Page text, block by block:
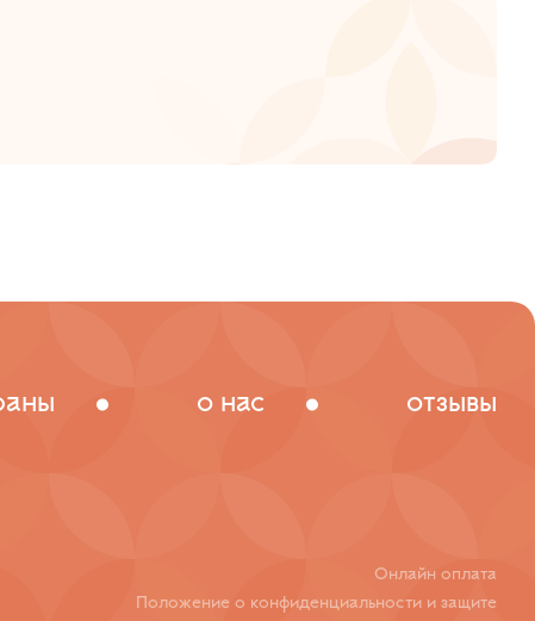
о нас отзывы
Онлайн оплата
Положение о конфиденциальности и защите